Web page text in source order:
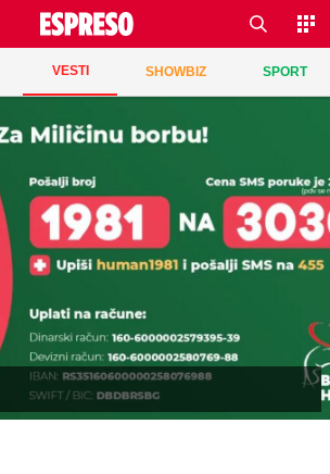
VESTI SHOWBIZ SPORT